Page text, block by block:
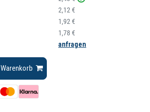
2,12 €
1,92 €
1,78 €
anfragen
Warenkorb